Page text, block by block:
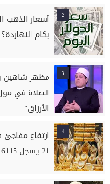
2
بكام النهاردة؟
3
مظهر شاهين
الصلاة في
الأرزاق"
4
ارتفاع
21 يسجل 6115 جنيهًا